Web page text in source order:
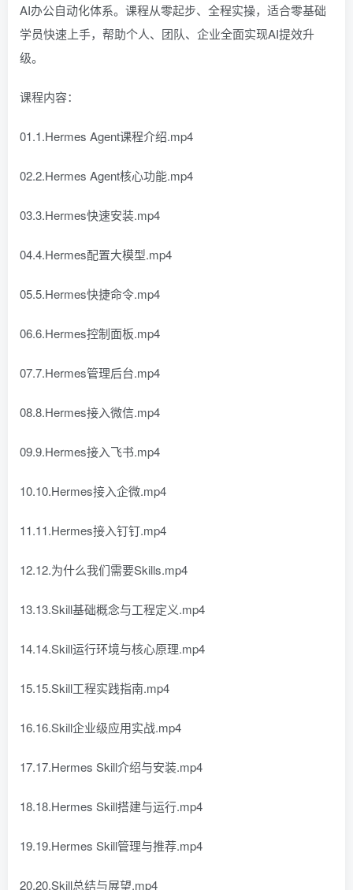
AI办公自动化体系。课程从零起步、全程实操，适合零基础
学员快速上手，帮助个人、团队、企业全面实现AI提效升
级。
课程内容：
01.1.Hermes Agent课程介绍.mp4
02.2.Hermes Agent核心功能.mp4
03.3.Hermes快速安装.mp4
04.4.Hermes配置大模型.mp4
05.5.Hermes快捷命令.mp4
06.6.Hermes控制面板.mp4
07.7.Hermes管理后台.mp4
08.8.Hermes接入微信.mp4
09.9.Hermes接入飞书.mp4
10.10.Hermes接入企微.mp4
11.11.Hermes接入钉钉.mp4
12.12.为什么我们需要Skills.mp4
13.13.Skill基础概念与工程定义.mp4
14.14.Skill运行环境与核心原理.mp4
15.15.Skill工程实践指南.mp4
16.16.Skill企业级应用实战.mp4
17.17.Hermes Skill介绍与安装.mp4
18.18.Hermes Skill搭建与运行.mp4
19.19.Hermes Skill管理与推荐.mp4
20.20.Skill总结与展望.mp4